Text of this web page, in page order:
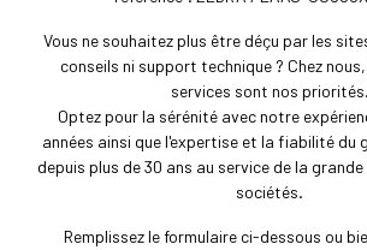
Vous ne souhaitez plus être déçu par les
conseils ni support technique ? Chez
services sont nos priorités.
Optez pour la sérénité avec notre
années ainsi que l'expertise et la fiabilité du
depuis plus de 30 ans au service de la
sociétés.
Remplissez le formulaire ci-dessous ou